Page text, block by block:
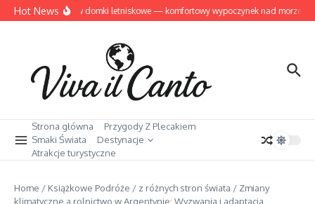
Przejdź do treści
Hot NewsDziwnów domki letniskowe — komfortowy wypoczynek nad morzem
Strona główna
Przygody Z Plecakiem
Smaki Świata
Destynacje
Atrakcje turystyczne
Home / Książkowe Podróże / z różnych stron świata / Zmiany
klimatyczne a rolnictwo w Argentynie: Wyzwania i adaptacja